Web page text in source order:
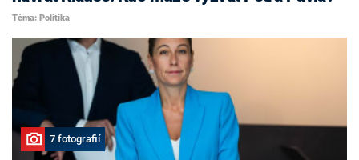
Téma: Politika
7 fotografií